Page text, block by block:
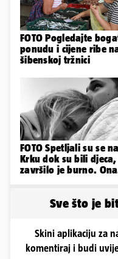
FOTO Pogledajte
ponudu i cijene ribe
šibenskoj tržnici
FOTO Spetljali su se na
Krku dok su bili djeca,
završilo je burno. Ona
Sve što je
Skini aplikaciju za
komentiraj i budi